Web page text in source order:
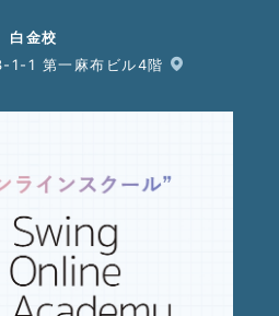
白金校
1-1 第一麻布ビル4階